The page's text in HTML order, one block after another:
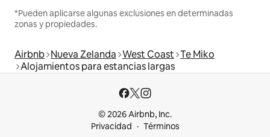
*Pueden aplicarse algunas exclusiones en determinadas
zonas y propiedades.
Airbnb Nueva Zelanda West Coast Te Miko
Alojamientos para estancias largas
© 2026 Airbnb, Inc.
Privacidad
Términos